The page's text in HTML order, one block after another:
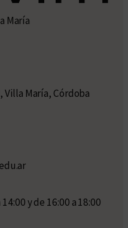
María
Villa María, Córdoba
y de 16:00 a 18:00